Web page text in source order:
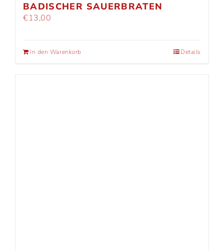
BADISCHER SAUERBRATEN
€13,00
In den Warenkorb Details